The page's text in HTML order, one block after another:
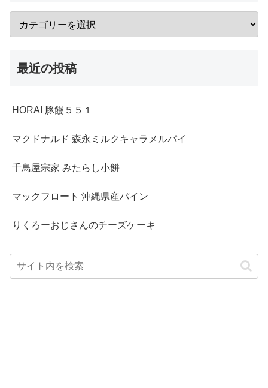
最近の投稿
HORAI 豚饅５５１
マクドナルド 森永ミルクキャラメルパイ
千鳥屋宗家 みたらし小餅
マックフロート 沖縄県産パイン
りくろーおじさんのチーズケーキ